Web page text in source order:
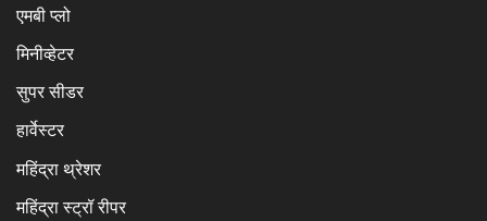
एमबी प्लो
मिनीव्हेटर
सुपर सीडर
हार्वेस्टर
महिंद्रा थ्रेशर
महिंद्रा स्ट्रॉ रीपर